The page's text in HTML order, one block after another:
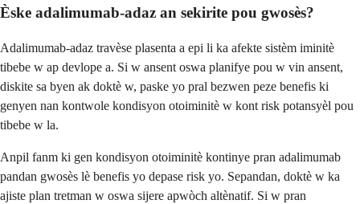
Èske adalimumab-adaz an sekirite pou gwosès?
Adalimumab-adaz travèse plasenta a epi li ka afekte sistèm iminitè
tibebe w ap devlope a. Si w ansent oswa planifye pou w vin ansent,
diskite sa byen ak doktè w, paske yo pral bezwen peze benefis ki
genyen nan kontwole kondisyon otoiminitè w kont risk potansyèl pou
tibebe w la.
Anpil fanm ki gen kondisyon otoiminitè kontinye pran adalimumab
pandan gwosès lè benefis yo depase risk yo. Sepandan, doktè w ka
ajiste plan tretman w oswa sijere apwòch altènatif. Si w pran